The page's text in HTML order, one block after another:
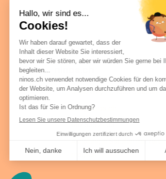
Chrüzweg 11, 5603 Staufen
info@ninos.ch
062 535 21 33
möglich